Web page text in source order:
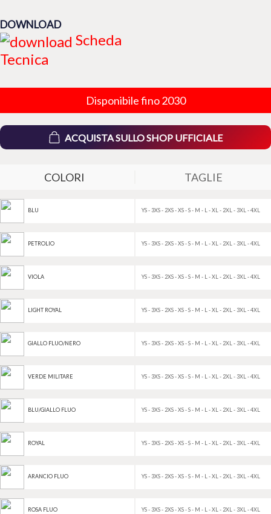
DOWNLOAD
Scheda
Tecnica
Disponibile fino 2030
ACQUISTA SULLO SHOP UFFICIALE
COLORI TAGLIE
BLU YS - 3XS - 2XS - XS - S - M - L - XL - 2XL - 3XL - 4XL
PETROLIO YS - 3XS - 2XS - XS - S - M - L - XL - 2XL - 3XL - 4XL
VIOLA YS - 3XS - 2XS - XS - S - M - L - XL - 2XL - 3XL - 4XL
LIGHT ROYAL YS - 3XS - 2XS - XS - S - M - L - XL - 2XL - 3XL - 4XL
GIALLO FLUO/NERO YS - 3XS - 2XS - XS - S - M - L - XL - 2XL - 3XL - 4XL
VERDE MILITARE YS - 3XS - 2XS - XS - S - M - L - XL - 2XL - 3XL - 4XL
BLU/GIALLO FLUO YS - 3XS - 2XS - XS - S - M - L - XL - 2XL - 3XL - 4XL
ROYAL YS - 3XS - 2XS - XS - S - M - L - XL - 2XL - 3XL - 4XL
ARANCIO FLUO YS - 3XS - 2XS - XS - S - M - L - XL - 2XL - 3XL - 4XL
ROSA FLUO YS - 3XS - 2XS - XS - S - M - L - XL - 2XL - 3XL - 4XL